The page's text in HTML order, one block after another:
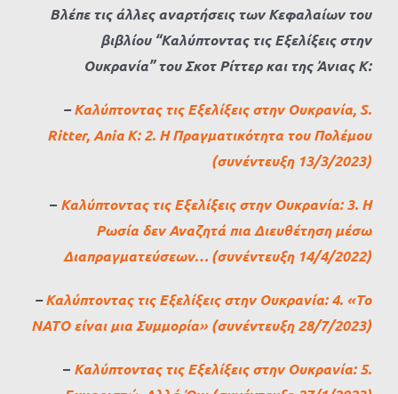
Βλέπε τις άλλες αναρτήσεις των Κεφαλαίων του
βιβλίου “Καλύπτοντας τις Εξελίξεις στην
Ουκρανία” του Σκοτ Ρίττερ και της Άνιας Κ:
–Καλύπτοντας τις Εξελίξεις στην Ουκρανία, S.
Ritter, Ania K: 2. Η Πραγματικότητα του Πολέμου
(συνέντευξη 13/3/2023)
– Καλύπτοντας τις Εξελίξεις στην Ουκρανία: 3. Η
Ρωσία δεν Αναζητά πια Διευθέτηση μέσω
Διαπραγματεύσεων… (συνέντευξη 14/4/2022)
–Καλύπτοντας τις Εξελίξεις στην Ουκρανία: 4. «Το
ΝΑΤΟ είναι μια Συμμορία» (συνέντευξη 28/7/2023)
– Καλύπτοντας τις Εξελίξεις στην Ουκρανία: 5.